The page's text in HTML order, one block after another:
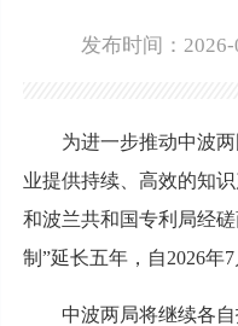
发布时间：2026-
为进一步推动中波
业提供持续、高效的知
和波兰共和国专利局经
制”延长五年，自2026年7
中波两局将继续各